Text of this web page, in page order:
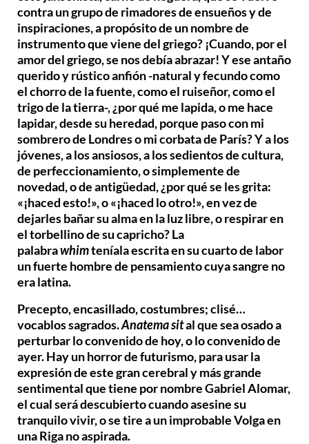
contra un grupo de rimadores de ensueños y de
inspiraciones, a propósito de un nombre de
instrumento que viene del griego? ¡Cuando, por el
amor del griego, se nos debía abrazar! Y ese antaño
querido y rústico anfión -natural y fecundo como
el chorro de la fuente, como el ruiseñor, como el
trigo de la tierra-, ¿por qué me lapida, o me hace
lapidar, desde su heredad, porque paso con mi
sombrero de Londres o mi corbata de París? Y a los
jóvenes, a los ansiosos, a los sedientos de cultura,
de perfeccionamiento, o simplemente de
novedad, o de antigüedad, ¿por qué se les grita:
«¡haced esto!», o «¡haced lo otro!», en vez de
dejarles bañar su alma en la luz libre, o respirar en
el torbellino de su capricho? La
palabrawhimteníala escrita en su cuarto de labor
un fuerte hombre de pensamiento cuya sangre no
era latina.
Precepto, encasillado, costumbres; clisé…
vocablos sagrados.Anatema sital que sea osado a
perturbar lo convenido de hoy, o lo convenido de
ayer. Hay un horror de futurismo, para usar la
expresión de este gran cerebral y más grande
sentimental que tiene por nombre Gabriel Alomar,
el cual será descubierto cuando asesine su
tranquilo vivir, o se tire a un improbable Volga en
una Riga no aspirada.